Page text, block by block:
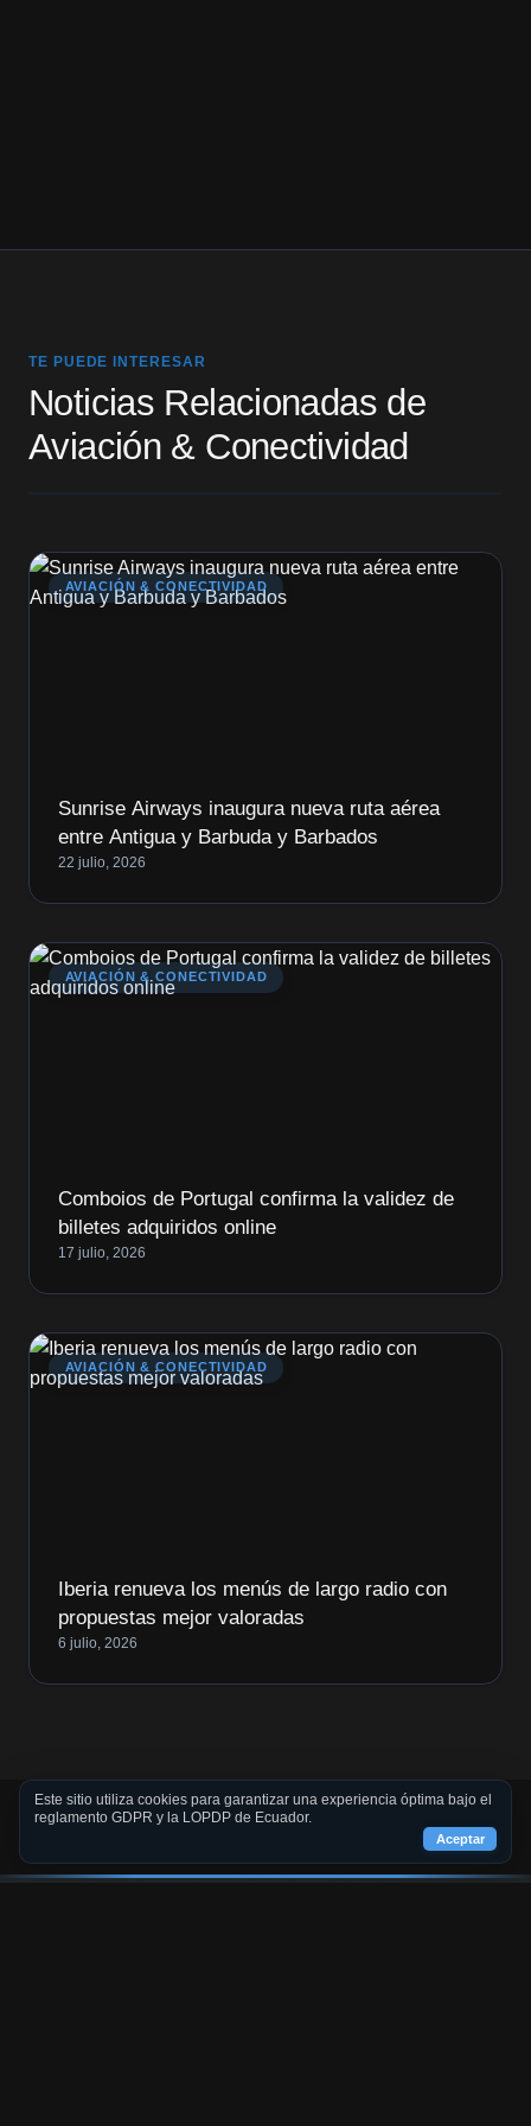
TE PUEDE INTERESAR
Noticias Relacionadas de
Aviación & Conectividad
AVIACIÓN & CONECTIVIDAD
Sunrise Airways inaugura nueva ruta aérea
entre Antigua y Barbuda y Barbados
22 julio, 2026
AVIACIÓN & CONECTIVIDAD
Comboios de Portugal confirma la validez de
billetes adquiridos online
17 julio, 2026
AVIACIÓN & CONECTIVIDAD
Iberia renueva los menús de largo radio con
propuestas mejor valoradas
6 julio, 2026
Este sitio utiliza cookies para garantizar una experiencia óptima bajo el
reglamento GDPR y la LOPDP de Ecuador.
Aceptar